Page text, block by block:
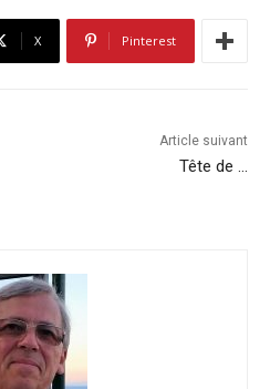
X Pinterest
Article suivant
Tête de …